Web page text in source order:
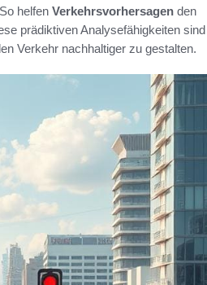
helfen Verkehrsvorhersagen den
prädiktiven Analysefähigkeiten sind
Verkehr nachhaltiger zu gestalten.